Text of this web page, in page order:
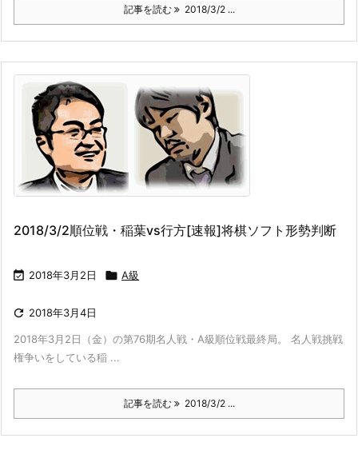
記事を読む 2018/3/2 ...
2018/3/2順位戦・稲葉vs行方[速報]将棋ソフト形勢判断
 2018年3月2日  A級
 2018年3月4日
2018年3月2日（金）の第76期名人戦・A級順位戦最終局。 名人戦挑戦
権争いをしている稲 ...
記事を読む 2018/3/2 ...